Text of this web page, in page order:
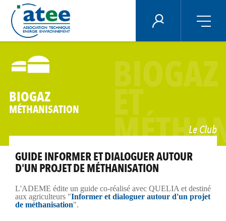
contenu
principal
ÉNERGIE PLUS
BIOGAZ
ET
BIOGAZ
MÉTHANISATION
Le Club
GUIDE INFORMER ET DIALOGUER AUTOUR
D'UN PROJET DE MÉTHANISATION
L'ADEME édite un guide co-réalisé avec QUELIA et destiné
aux agriculteurs "Informer et dialoguer autour d'un projet
de méthanisation".
Panneau de gestion des cookies